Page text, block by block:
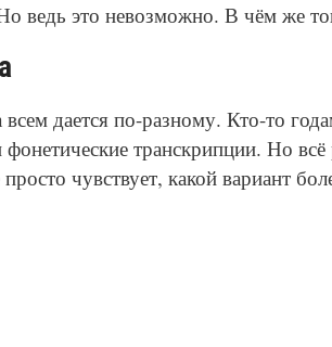
ведь это невозможно. В чём же
дается по-разному. Кто-то
транскрипции. Но
чувствует, какой вариант